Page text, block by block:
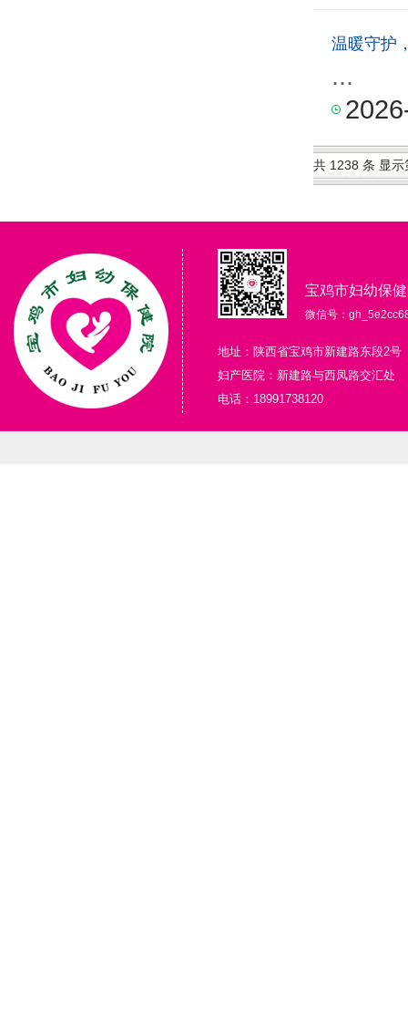
温暖守护
...
共 1238 条 显
宝鸡市妇幼保
微信号：
地址：陕西省宝鸡市新建路东段2号
妇产医院：新建路与西凤路交汇处
电话：18991738120